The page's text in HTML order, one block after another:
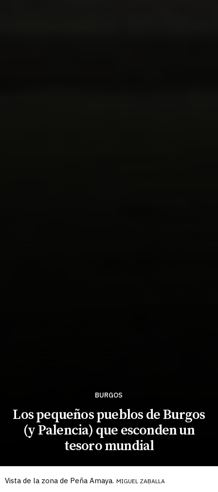
BURGOS
Los pequeños pueblos de Burgos
(y Palencia) que esconden un
tesoro mundial
Vista de la zona de Peña Amaya. MIGUEL ZABALLA